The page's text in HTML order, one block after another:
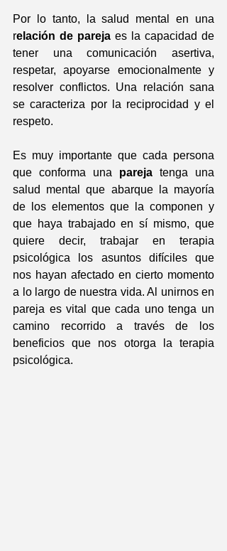
Por lo tanto, la salud mental en una
relación de pareja es la capacidad de
tener una comunicación asertiva,
respetar, apoyarse emocionalmente y
resolver conflictos. Una relación sana
se caracteriza por la reciprocidad y el
respeto.
Es muy importante que cada persona
que conforma una pareja tenga una
salud mental que abarque la mayoría
de los elementos que la componen y
que haya trabajado en sí mismo, que
quiere decir, trabajar en terapia
psicológica los asuntos difíciles que
nos hayan afectado en cierto momento
a lo largo de nuestra vida. Al unirnos en
pareja es vital que cada uno tenga un
camino recorrido a través de los
beneficios que nos otorga la terapia
psicológica.